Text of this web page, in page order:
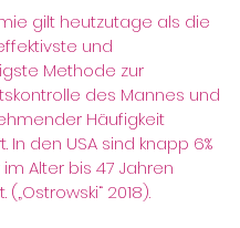
gilt heutzutage als die
und
Methode zur
des Mannes und
Häufigkeit
In den USA sind knapp 6%
Alter bis 47 Jahren
2018).